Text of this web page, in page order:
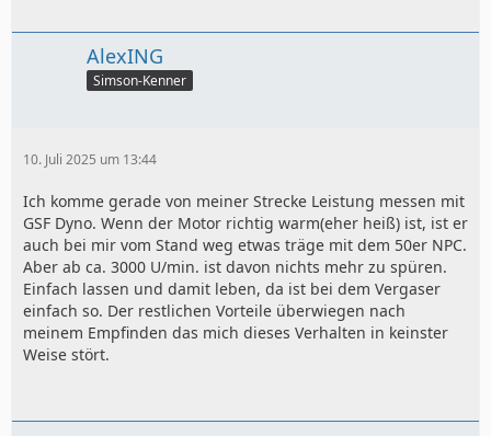
AlexING
Simson-Kenner
10. Juli 2025 um 13:44
Ich komme gerade von meiner Strecke Leistung messen mit
GSF Dyno. Wenn der Motor richtig warm(eher heiß) ist, ist er
auch bei mir vom Stand weg etwas träge mit dem 50er NPC.
Aber ab ca. 3000 U/min. ist davon nichts mehr zu spüren.
Einfach lassen und damit leben, da ist bei dem Vergaser
einfach so. Der restlichen Vorteile überwiegen nach
meinem Empfinden das mich dieses Verhalten in keinster
Weise stört.